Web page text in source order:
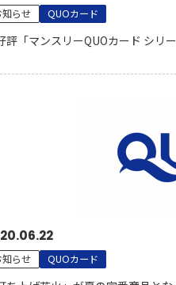
知らせ QUOカード
評「マンスリーQUOカード シリ
知らせ QUOカード